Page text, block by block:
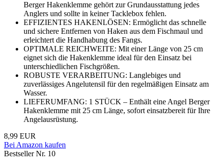
Berger Hakenklemme gehört zur Grundausstattung jedes
Anglers und sollte in keiner Tacklebox fehlen.
EFFIZIENTES HAKENLÖSEN: Ermöglicht das schnelle
und sichere Entfernen von Haken aus dem Fischmaul und
erleichtert die Handhabung des Fangs.
OPTIMALE REICHWEITE: Mit einer Länge von 25 cm
eignet sich die Hakenklemme ideal für den Einsatz bei
unterschiedlichen Fischgrößen.
ROBUSTE VERARBEITUNG: Langlebiges und
zuverlässiges Angelutensil für den regelmäßigen Einsatz am
Wasser.
LIEFERUMFANG: 1 STÜCK – Enthält eine Angel Berger
Hakenklemme mit 25 cm Länge, sofort einsatzbereit für Ihre
Angelausrüstung.
8,99 EUR
Bei Amazon kaufen
Bestseller Nr. 10